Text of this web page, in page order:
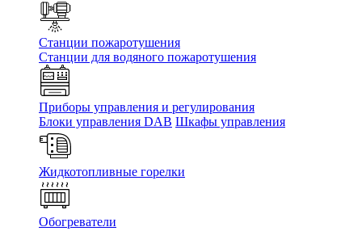
Станции пожаротушения
Станции для водяного пожаротушения
Приборы управления и регулирования
Блоки управления DAB Шкафы управления
Жидкотопливные горелки
Обогреватели